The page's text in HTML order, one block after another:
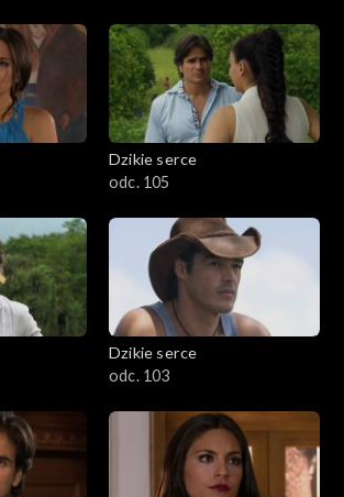
Dzikie serce
odc. 105
Dzikie serce
odc. 103